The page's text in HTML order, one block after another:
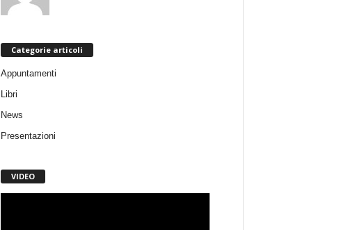
Categorie articoli
Appuntamenti
Libri
News
Presentazioni
VIDEO